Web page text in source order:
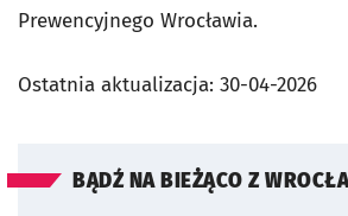
Prewencyjnego Wrocławia.
Ostatnia aktualizacja: 30-04-2026
BĄDŹ NA BIEŻĄCO Z